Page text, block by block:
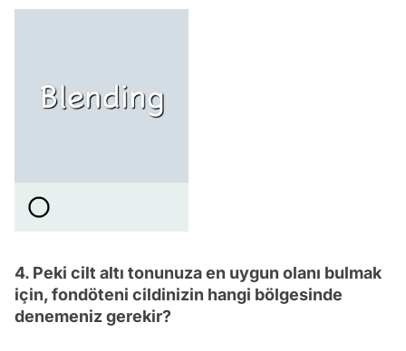
4. Peki cilt altı tonunuza en uygun olanı bulmak
için, fondöteni cildinizin hangi bölgesinde
denemeniz gerekir?